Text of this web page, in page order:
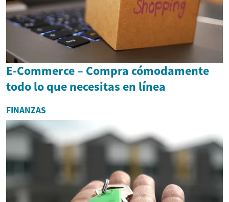
E-Commerce – Compra cómodamente
todo lo que necesitas en línea
FINANZAS